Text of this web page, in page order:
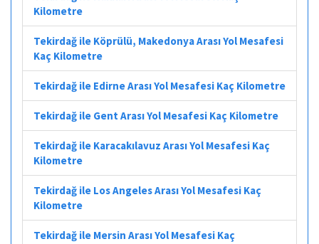
Kilometre
Tekirdağ ile Köprülü, Makedonya Arası Yol Mesafesi
Kaç Kilometre
Tekirdağ ile Edirne Arası Yol Mesafesi Kaç Kilometre
Tekirdağ ile Gent Arası Yol Mesafesi Kaç Kilometre
Tekirdağ ile Karacakılavuz Arası Yol Mesafesi Kaç
Kilometre
Tekirdağ ile Los Angeles Arası Yol Mesafesi Kaç
Kilometre
Tekirdağ ile Mersin Arası Yol Mesafesi Kaç